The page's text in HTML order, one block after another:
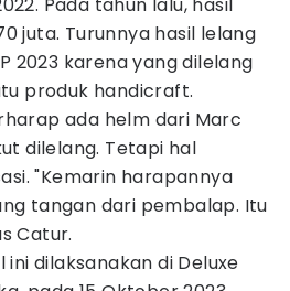
juta. Turunnya hasil lelang
2023 karena yang dilelang
produk handicraft.
ada helm dari Marc
dilelang. Tetapi hal
"Kemarin harapannya
tangan dari pembalap. Itu
Catur.
dilaksanakan di Deluxe